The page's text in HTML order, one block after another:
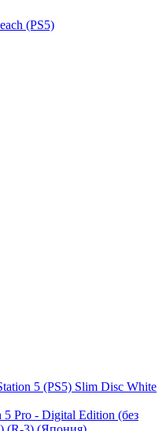
(PS5)
5 (PS5) Slim Disc White
5 Pro - Digital Edition (без